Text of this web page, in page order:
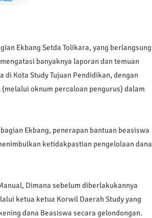
Ekbang Setda Tolikara, yang berlangsung
banyaknya laporan dan temuan
Kota Study Tujuan Pendidikan, dengan
oknum percaloan pengurus) dalam
Ekbang, penerapan bantuan beasiswa
ketidakpastian pengelolaan dana
Dimana sebelum diberlakukannya
ketua ketua Korwil Daerah Study yang
dana Beasiswa secara gelondongan.